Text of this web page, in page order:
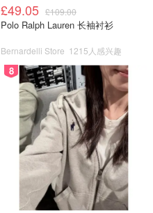
£49.05 £109.00
Polo Ralph Lauren 长袖衬衫
Bernardelli Store 1215人感兴趣
8